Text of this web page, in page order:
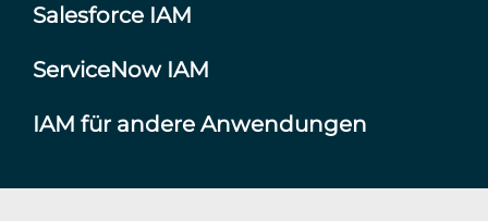
Salesforce IAM
ServiceNow IAM
IAM für andere Anwendungen